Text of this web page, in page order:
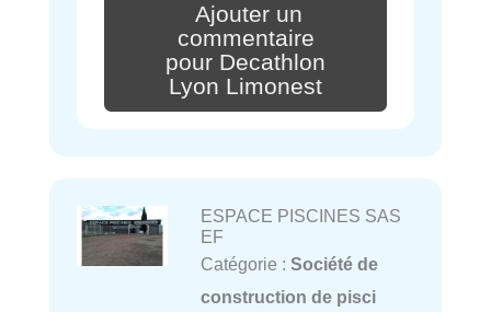
Ajouter un
commentaire
pour Decathlon
Lyon Limonest
ESPACE PISCINES SAS
EF
Catégorie : Société de
construction de pisci